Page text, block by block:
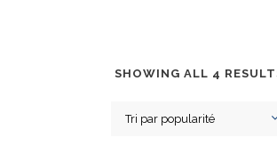
SHOWING ALL 4
Tri par popularité